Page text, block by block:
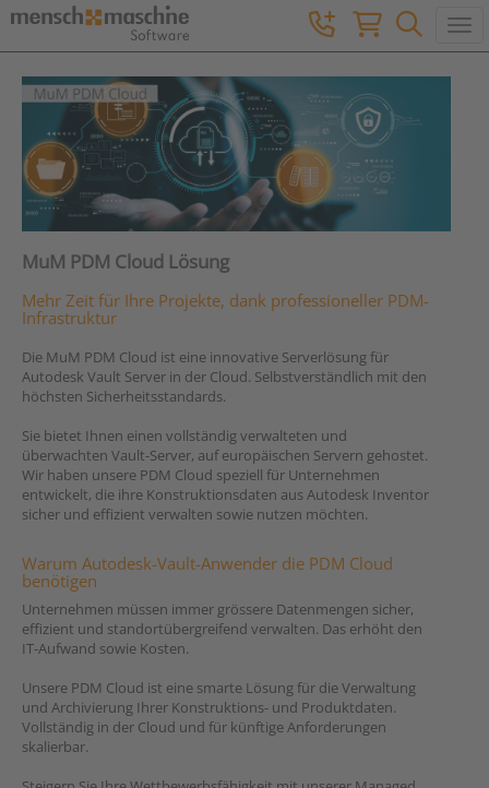
MuM PDM Cloud Lösung
Mehr Zeit für Ihre Projekte, dank professioneller PDM-
Infrastruktur
Die MuM PDM Cloud ist eine innovative Serverlösung für
Autodesk Vault Server in der Cloud. Selbstverständlich mit den
höchsten Sicherheitsstandards.
Sie bietet Ihnen einen vollständig verwalteten und
überwachten Vault-Server, auf europäischen Servern gehostet.
Wir haben unsere PDM Cloud speziell für Unternehmen
entwickelt, die ihre Konstruktionsdaten aus Autodesk Inventor
sicher und effizient verwalten sowie nutzen möchten.
Warum Autodesk-Vault-Anwender die PDM Cloud
benötigen
Unternehmen müssen immer grössere Datenmengen sicher,
effizient und standortübergreifend verwalten. Das erhöht den
IT-Aufwand sowie Kosten.
Unsere PDM Cloud ist eine smarte Lösung für die Verwaltung
und Archivierung Ihrer Konstruktions- und Produktdaten.
Vollständig in der Cloud und für künftige Anforderungen
skalierbar.